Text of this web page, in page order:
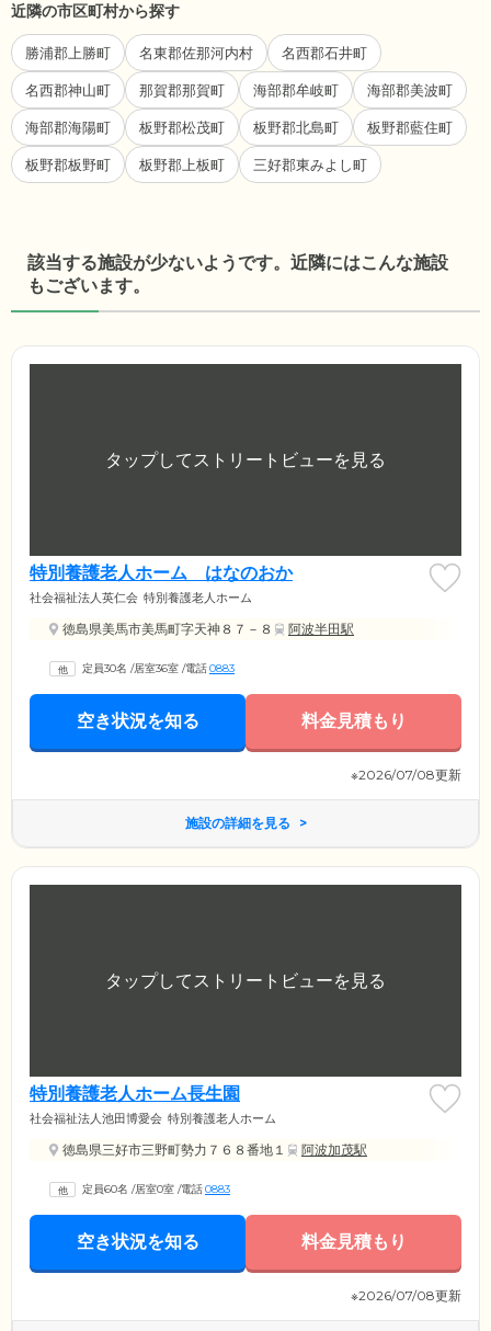
近隣の市区町村から探す
勝浦郡上勝町 名東郡佐那河内村 名西郡石井町
名西郡神山町 那賀郡那賀町 海部郡牟岐町 海部郡美波町
海部郡海陽町 板野郡松茂町 板野郡北島町 板野郡藍住町
板野郡板野町 板野郡上板町 三好郡東みよし町
該当する施設が少ないようです。近隣にはこんな施設
もございます。
特別養護老人ホーム はなのおか
社会福祉法人英仁会 特別養護老人ホーム
徳島県美馬市美馬町字天神８７－８ 阿波半田駅
定員30名 /居室36室 /電話0883
空き状況を知る 料金見積もり
※2026/07/08更新
施設の詳細を見る
特別養護老人ホーム長生園
社会福祉法人池田博愛会 特別養護老人ホーム
徳島県三好市三野町勢力７６８番地１ 阿波加茂駅
定員60名 /居室0室 /電話0883
空き状況を知る 料金見積もり
※2026/07/08更新